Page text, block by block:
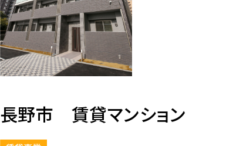
長野市 賃貸マンション